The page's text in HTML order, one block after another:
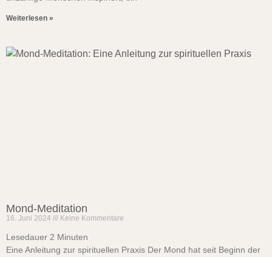
Weiterlesen »
Mond-Meditation
16. Juni 2024 Keine Kommentare
Lesedauer 2 Minuten
Eine Anleitung zur spirituellen Praxis Der Mond hat seit Beginn der